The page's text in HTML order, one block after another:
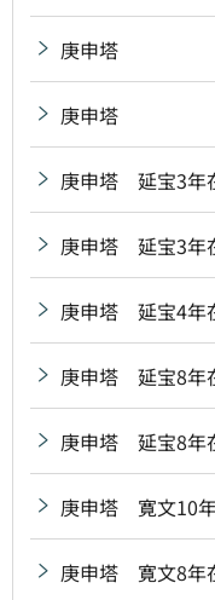
庚申塔
庚申塔
庚申塔 延宝3年
庚申塔 延宝3年
庚申塔 延宝4年
庚申塔 延宝8年
庚申塔 延宝8年
庚申塔 寛文10
庚申塔 寛文8年